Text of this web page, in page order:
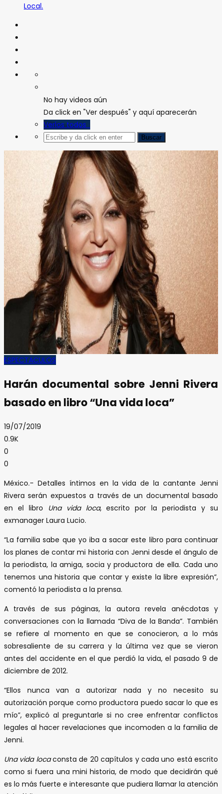
Local.
No hay videos aún
Da click en "Ver después" y aquí aparecerán
Verlos todos
ESPECTACULOS
Harán documental sobre Jenni Rivera
basado en libro “Una vida loca”
19/07/2019
0.9K
0
0
México.- Detalles íntimos en la vida de la cantante Jenni
Rivera serán expuestos a través de un documental basado
en el libro Una vida loca, escrito por la periodista y su
exmanager Laura Lucio.
“La familia sabe que yo iba a sacar este libro para continuar
los planes de contar mi historia con Jenni desde el ángulo de
la periodista, la amiga, socia y productora de ella. Cada uno
tenemos una historia que contar y existe la libre expresión”,
comentó la periodista a la prensa.
A través de sus páginas, la autora revela anécdotas y
conversaciones con la llamada “Diva de la Banda”. También
se refiere al momento en que se conocieron, a lo más
sobresaliente de su carrera y la última vez que se vieron
antes del accidente en el que perdió la vida, el pasado 9 de
diciembre de 2012.
“Ellos nunca van a autorizar nada y no necesito su
autorización porque como productora puedo sacar lo que es
mío”, explicó al preguntarle si no cree enfrentar conflictos
legales al hacer revelaciones que incomoden a la familia de
Jenni.
Una vida locaconsta de 20 capítulos y cada uno está escrito
como si fuera una mini historia, de modo que decidirán qué
es lo más fuerte e interesante que pudiera llamar la atención